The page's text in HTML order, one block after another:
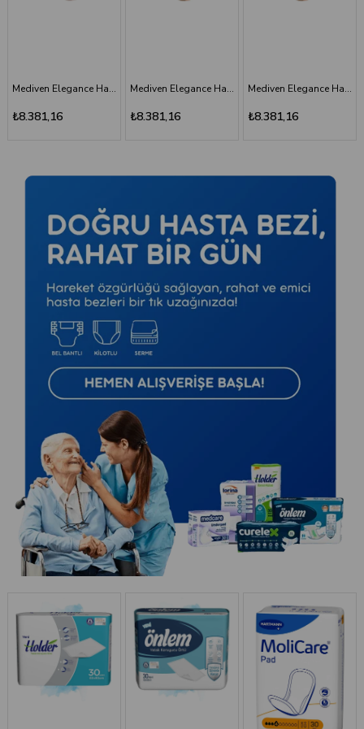
Mediven Elegance Hamile Varis Çorabı - CCL2 - Burnu Kapalı - Kaşmir - 4 Numara
₺8.381,16
Mediven Elegance Hamile Varis Çorabı - CCL2 - Burnu Kapalı - Bej - 6 Numara - Kısa (Petite)
₺8.381,16
Mediven Elegance Hamile Varis Çorabı - CCL2 - Burnu Kapalı - Bej - 5 Numara - Kısa (Petite)
₺8.381,16